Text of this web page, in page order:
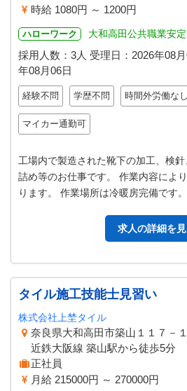
時給 1080円 ～ 1200円
ハローワーク 大和高田公共職業安
採用人数：3人 受理日： 2026年08
年08月06日
経験不問 学歴不問 時間外労働なし
マイカー通勤可
工場内で製造された靴下の加工、検
詰め等のお仕事です。 作業内容によ
ります。 作業場所は冷暖房完備です
求人の詳細を
タイル施工技能士見習い
株式会社上埜タイル
奈良県大和高田市築山１１７－
近鉄大阪線 築山駅から徒歩5分
正社員
月給 215000円 ～ 270000円